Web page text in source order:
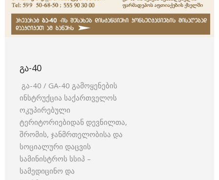
ᲒᲐ-40
გა-40 / GA-40 გამოყენების
ინსტრუქცია საქართველოს
ოკუპირებული
ტერიტორიებიდან დევნილთა,
შრომის, ჯანმრთელობისა და
სოციალური დაცვის
სამინისტროს სსიპ –
სამედიცინო და